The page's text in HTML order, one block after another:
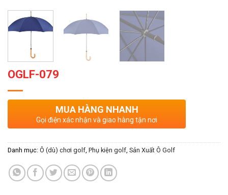
OGLF-079
MUA HÀNG NHANH
Gọi điện xác nhận và giao hàng tận nơi
Danh mục: Ô (dù) chơi golf, Phụ kiện golf, Sản Xuất Ô Golf